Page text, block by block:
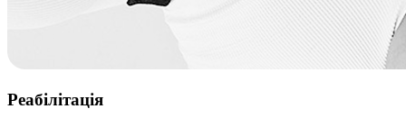
Реабілітація